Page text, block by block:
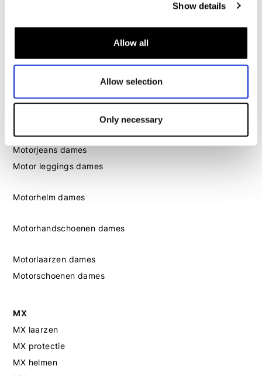
Show details
Allow all
Allow selection
Only necessary
Motorschoenen heren
Dames
Motorjas dames
Motorpak dames
Motorjeans dames
Motor leggings dames
Motorhelm dames
Motorhandschoenen dames
Motorlaarzen dames
Motorschoenen dames
MX
MX laarzen
MX protectie
MX helmen